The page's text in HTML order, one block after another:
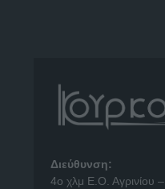
Διεύθυνση:
4o χλμ Ε.Ο. Αγρινίου